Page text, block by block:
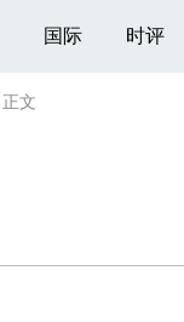
国际 时评
正文